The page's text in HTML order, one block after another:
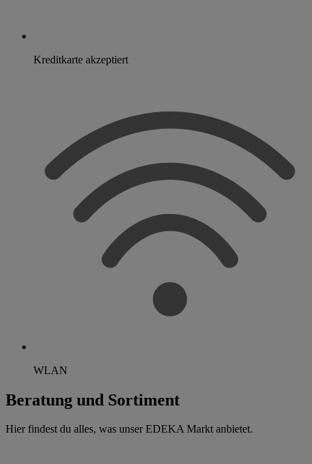
Kreditkarte akzeptiert
WLAN
Beratung und Sortiment
Hier findest du alles, was unser EDEKA Markt anbietet.